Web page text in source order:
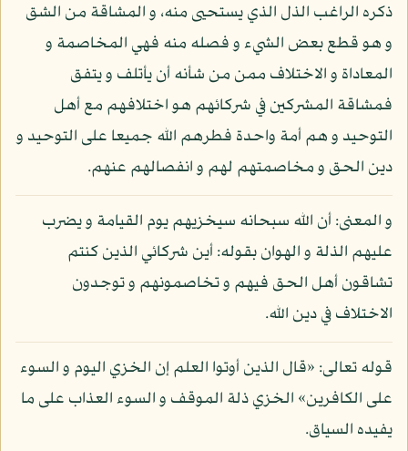
ذكره الراغب الذل الذي يستحيى منه، و المشاقة من الشق
و هو قطع بعض الشيء و فصله منه فهي المخاصمة و
المعاداة و الاختلاف ممن من شأنه أن يأتلف و يتفق
فمشاقة المشركين في شركائهم هو اختلافهم مع أهل
التوحيد و هم أمة واحدة فطرهم الله جميعا على التوحيد و
دين الحق و مخاصمتهم لهم و انفصالهم عنهم.
و المعنى: أن الله سبحانه سيخزيهم يوم القيامة و يضرب
عليهم الذلة و الهوان بقوله: أين شركائي الذين كنتم
تشاقون أهل الحق فيهم و تخاصمونهم و توجدون
الاختلاف في دين الله.
قوله تعالى: «قال الذين أوتوا العلم إن الخزي اليوم و السوء
على الكافرين» الخزي ذلة الموقف و السوء العذاب على ما
يفيده السياق.